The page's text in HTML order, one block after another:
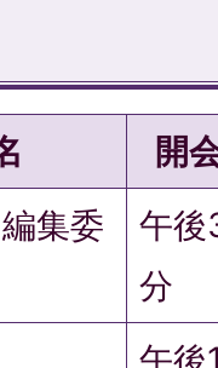
開
集委
午
分
午後